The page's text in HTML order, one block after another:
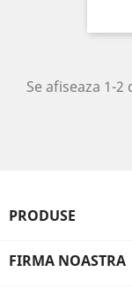
Se afiseaza 1-
PRODUSE
FIRMA NOASTRA